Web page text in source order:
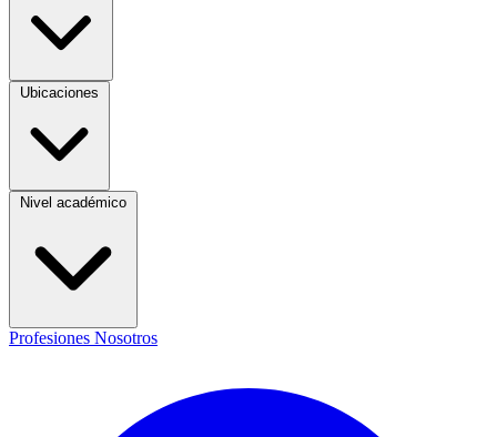
Ubicaciones
Nivel académico
Profesiones Nosotros